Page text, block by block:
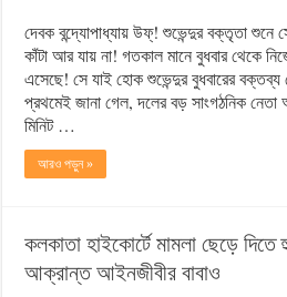
দেবক বন্দ্যোপাধ্যায় উফ্! শুভেন্দুর বক্তৃতা শুনে
কাঁটা আর যায় না! গতকাল মানে বুধবার থেকে
এসেছে! সে যাই হোক শুভেন্দুর বুধবারের
প্রথমেই জানা গেল, দলের বড় সাংগঠনিক
মিনিট …
আরও পড়ুন »
কলকাতা হাইকোর্টে মামলা ছেড়ে
আক্রান্ত আইনজীবীর বাবাও